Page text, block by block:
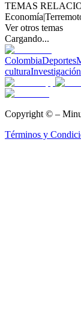
TEMAS
Economía|
Ver otros temas
Cargando...
ColombiaDeportes
culturaInvestigación
Copyright © –
Términos y